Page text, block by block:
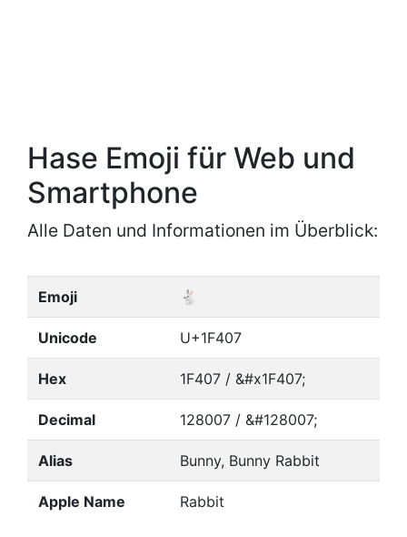
Hase Emoji für Web und
Smartphone
Alle Daten und Informationen im Überblick:
Emoji 🐇
Unicode U+1F407
Hex 1F407 / &#x1F407;
Decimal 128007 / &#128007;
Alias Bunny, Bunny Rabbit
Apple Name Rabbit